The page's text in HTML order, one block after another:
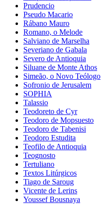
Prudencio
Pseudo Macario
Rábano Mauro
Romano, o Melode
Salviano de Marselha
Severiano de Gabala
Severo de Antioquia
Siluane de Monte Athos
Simeão, o Novo Teólogo
Sofronio de Jerusalem
SOPHIA
Talassio
Teodoreto de Cyr
Teodoro de Mopsuesto
Teodoro de Tabenisi
Teodoro Estudita
Teofilo de Antioquia
Teognosto
Tertuliano
Textos Litúrgicos
Tiago de Saroug
Vicente de Lerins
Youssef Bousnaya